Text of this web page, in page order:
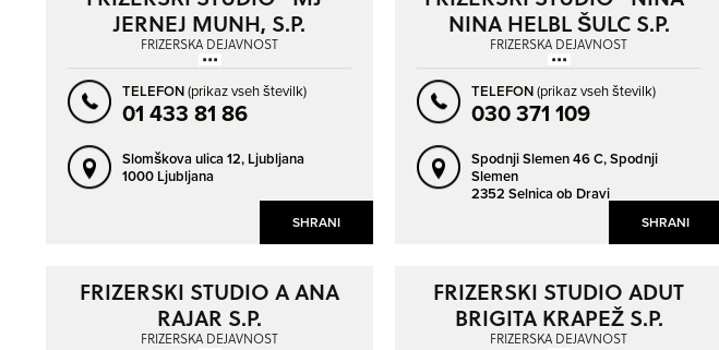
ŠENTILJ V SLOVENSKIH GORICAH
ŠKOFJA LOKA
ŠMARJE PRI JELŠAH
TRBOVLJE
TRZIN
ZAGORJE OB SAVI
ŽALEC
SHRANI
JERNEJ MUNH, S.P.
FRIZERSKA DEJAVNOST
TELEFON(prikaz vseh številk)
01 433 81 86
Slomškova ulica 12, Ljubljana
1000 Ljubljana
SHRANI
NINA HELBL ŠULC S.P.
FRIZERSKA DEJAVNOST
TELEFON(prikaz vseh številk)
030 371 109
Spodnji Slemen 46 C,Spodnji
Slemen
2352 Selnica ob Dravi
FRIZERSKI STUDIO A ANA
RAJAR S.P.
FRIZERSKA DEJAVNOST
FRIZERSKI STUDIO ADUT
BRIGITA KRAPEŽ S.P.
FRIZERSKA DEJAVNOST